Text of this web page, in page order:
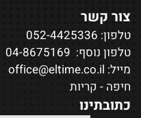
צור קשר
טלפון: 052-4425336
טלפון נוסף: 04-8675169
מייל: office@eltime.co.il
חיפה - קריות
כתובתינו